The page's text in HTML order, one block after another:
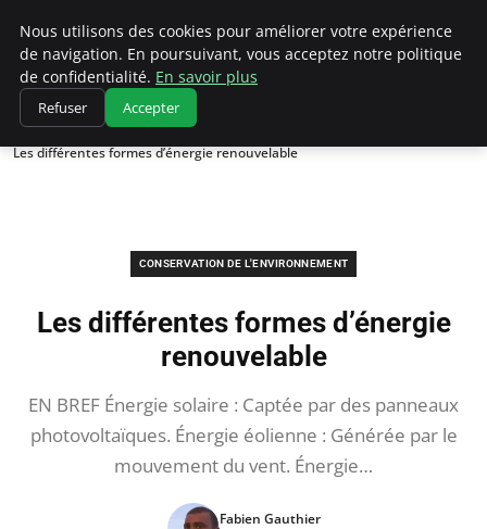
Climatedebtagents
Accueil
Conservation de l'environnement
Les différentes formes d’énergie renouvelable
CONSERVATION DE L'ENVIRONNEMENT
Les différentes formes d’énergie
renouvelable
EN BREF Énergie solaire : Captée par des panneaux
photovoltaïques. Énergie éolienne : Générée par le
mouvement du vent. Énergie…
Fabien Gauthier
Nous utilisons des cookies pour améliorer votre expérience
de navigation. En poursuivant, vous acceptez notre politique
de confidentialité. En savoir plus
Refuser Accepter